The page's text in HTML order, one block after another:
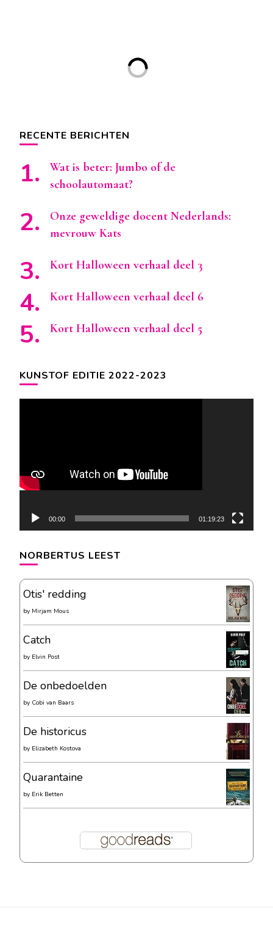
RECENTE BERICHTEN
Wat is beter: Jumbo of de
schoolautomaat?
Onze geweldige docent Nederlands:
mevrouw Kats
Kort Halloween verhaal deel 3
Kort Halloween verhaal deel 6
Kort Halloween verhaal deel 5
KUNSTOF EDITIE 2022-2023
00:00 01:19:23
NORBERTUS LEEST
Otis' redding
by Mirjam Mous
Catch
by Elvin Post
De onbedoelden
by Cobi van Baars
De historicus
by Elizabeth Kostova
Quarantaine
by Erik Betten